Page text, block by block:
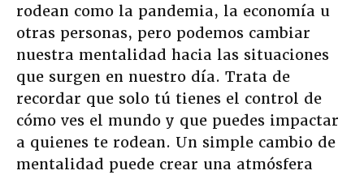
rodean como la pandemia, la economía u
otras personas, pero podemos cambiar
nuestra mentalidad hacia las situaciones
que surgen en nuestro día. Trata de
recordar que solo tú tienes el control de
cómo ves el mundo y que puedes impactar
a quienes te rodean. Un simple cambio de
mentalidad puede crear una atmósfera